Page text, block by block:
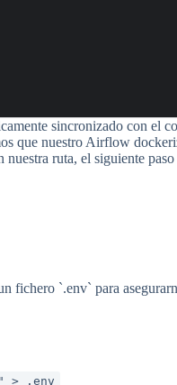
sincronizado con el
que nuestro Airflow
nuestra ruta, el siguiente paso
fichero `.env` para
> .env